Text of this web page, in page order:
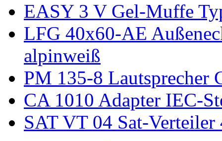
EASY 3 V Gel-Muffe
LFG 40x60-AE
alpinweiß
PM 135-8 Lautsprecher
CA 1010 Adapter IEC-
SAT VT 04 Sat-